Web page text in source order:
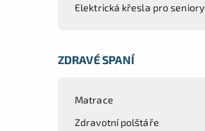
Elektrická křesla pro seniory
ZDRAVÉ SPANÍ
Matrace
Zdravotní polštáře